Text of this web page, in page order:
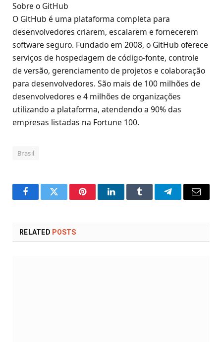
Sobre o GitHub
O GitHub é uma plataforma completa para
desenvolvedores criarem, escalarem e fornecerem
software seguro. Fundado em 2008, o GitHub oferece
serviços de hospedagem de código-fonte, controle
de versão, gerenciamento de projetos e colaboração
para desenvolvedores. São mais de 100 milhões de
desenvolvedores e 4 milhões de organizações
utilizando a plataforma, atendendo a 90% das
empresas listadas na Fortune 100.
Brasil
FacebookTwitter PinterestLinkedInTumblr TelegramEmail
RELATED POSTS